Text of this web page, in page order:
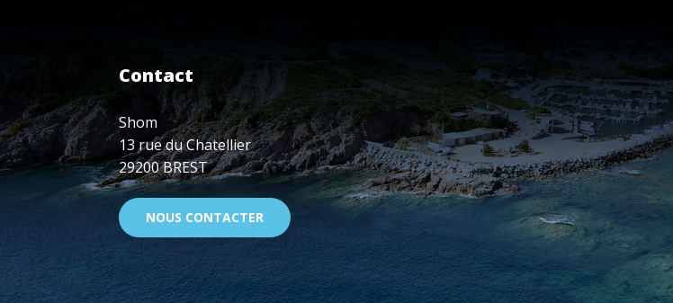
Contact
Shom
13 rue du Chatellier
29200 BREST
NOUS CONTACTER